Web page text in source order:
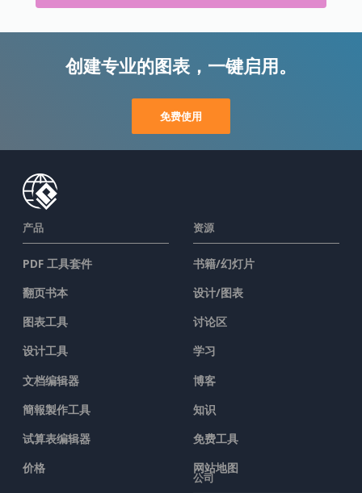
创建专业的图表，一键启用。
免费使用
产品
PDF 工具套件
翻页书本
图表工具
设计工具
文档编辑器
簡報製作工具
试算表编辑器
价格
资源
书籍/幻灯片
设计/图表
讨论区
学习
博客
知识
免费工具
网站地图
公司